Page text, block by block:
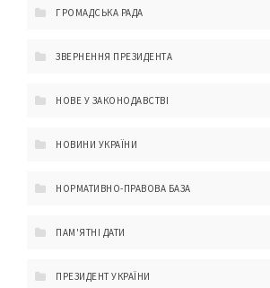
ГРОМАДСЬКА РАДА
ЗВЕРНЕННЯ ПРЕЗИДЕНТА
НОВЕ У ЗАКОНОДАВСТВІ
НОВИНИ УКРАЇНИ
НОРМАТИВНО-ПРАВОВА БАЗА
ПАМ'ЯТНІ ДАТИ
ПРЕЗИДЕНТ УКРАЇНИ